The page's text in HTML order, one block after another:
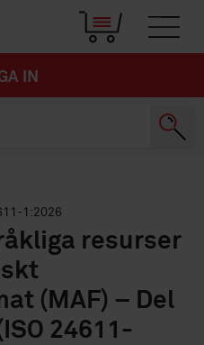
IN
1:2026
resurser
(MAF) – Del
24611-